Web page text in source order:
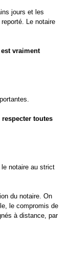
jours et les
Le notaire
vraiment
toutes
notaire au strict
du notaire. On
le compromis de
à distance, par